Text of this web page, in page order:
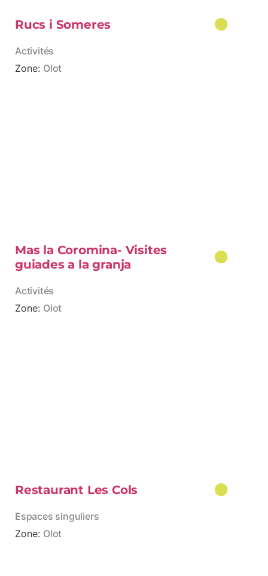
Rucs i Someres
Activités
Zone: Olot
Mas la Coromina- Visites
guiades a la granja
Activités
Zone: Olot
Restaurant Les Cols
Espaces singuliers
Zone: Olot